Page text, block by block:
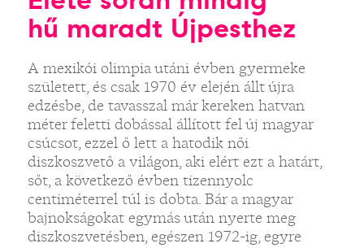
hű maradt Újpesthez
A mexikói olimpia utáni évben gyermeke
született, és csak 1970 év elején állt újra
edzésbe, de tavasszal már kereken hatvan
méter feletti dobással állított fel új magyar
csúcsot, ezzel ő lett a hatodik női
diszkoszvető a világon, aki elért ezt a határt,
sőt, a következő évben tizennyolc
centiméterrel túl is dobta. Bár a magyar
bajnokságokat egymás után nyerte meg
diszkoszvetésben, egészen 1972-ig, egyre